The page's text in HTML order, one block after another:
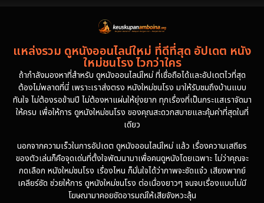
แหล่งรวม ดูหนังออนไลน์ใหม่ ที่ดีที่สุด อัปเดต หนัง
ใหม่ชนโรง ไวกว่าใคร
ถ้ากำลังมองหาที่สำหรับ ดูหนังออนไลน์ใหม่ ที่เชื่อถือได้และอัปเดตไวที่สุด
ต้องไม่พลาดที่นี่ เพราะเราส่งตรง หนังใหม่ชนโรง มาให้รับชมถึงบ้านแบบ
ทันใจ ไม่ต้องรอข้ามปี ไม่ต้องหาแผ่นให้ยุ่งยาก ทุกเรื่องที่เป็นกระแสเราจัดมา
ให้ครบ เพื่อให้การ ดูหนังใหม่ชนโรง ของคุณสะดวกสบายและคุ้มค่าที่สุดในที่
เดียว
นอกจากความเร็วในการอัปเดต ดูหนังออนไลน์ใหม่ แล้ว เรื่องความเสถียร
ของตัวเล่นก็คือจุดเด่นที่ตั้งใจพัฒนามาเพื่อคนดูหนังโดยเฉพาะ ไม่ว่าคุณจะ
กดเลือก หนังใหม่ชนโรง เรื่องไหน ก็มั่นใจได้ว่าภาพจะชัดแจ๋ว เสียงพากย์
เคลียร์ชัด ช่วยให้การ ดูหนังใหม่ชนโรง ต่อเนื่องยาวๆ จนจบเรื่องแบบไม่มี
โฆษณามาคอยขัดอารมณ์ให้เสียจังหวะลุ้น